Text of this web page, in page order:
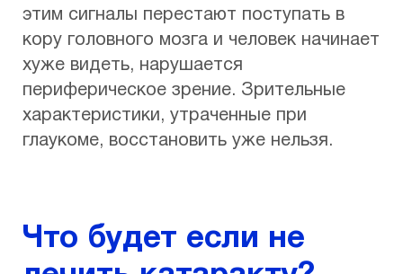
этим сигналы перестают поступать в
кору головного мозга и человек начинает
хуже видеть, нарушается
периферическое зрение. Зрительные
характеристики, утраченные при
глаукоме, восстановить уже нельзя.
Что будет если не